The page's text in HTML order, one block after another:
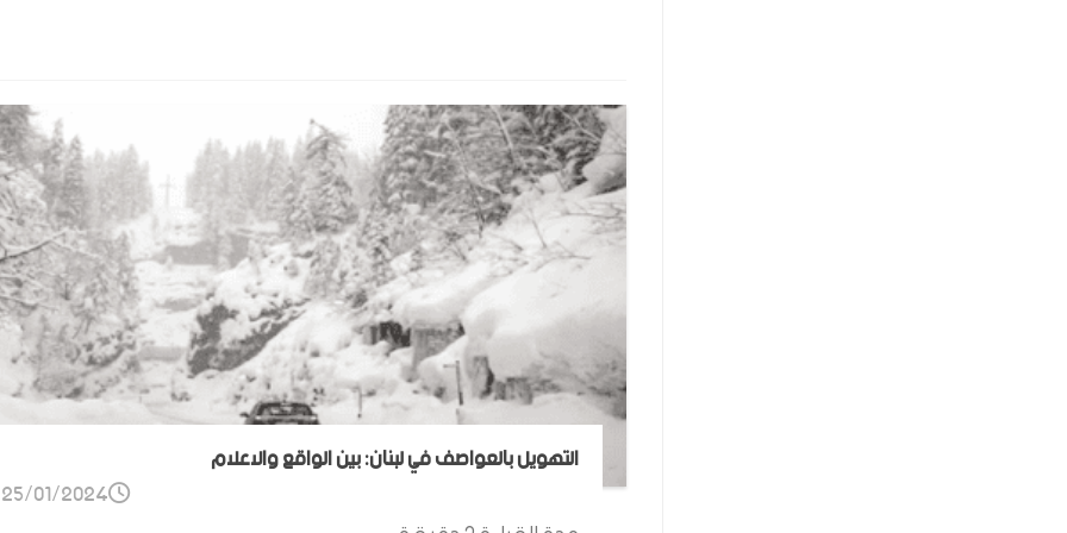
التهويل بالعواصف في لبنان: بين الواقع والاعلام
25/01/2024